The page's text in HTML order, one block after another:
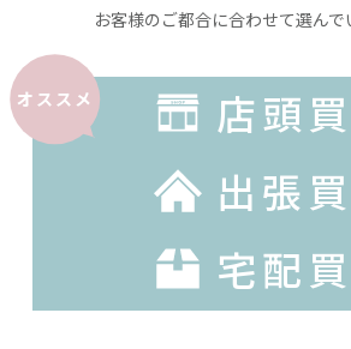
お客様のご都合に合わせて選ん
オススメ
店頭
出張
宅配